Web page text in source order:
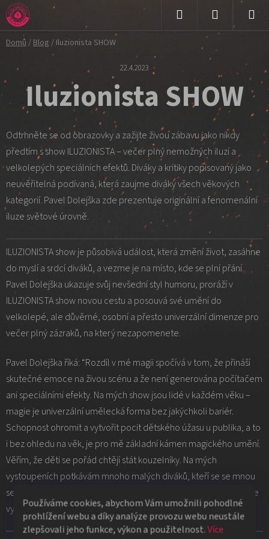
Používáme cookies, abychom Vám umožnili pohodlné
prohlížení webu a díky analýze provozu webu neustále
zlepšovali jeho funkce, výkon a použitelnost.Více
Přejít
na
obsah
NÁKUPNÍ
Domů/Blog / Iluzionista SHOW
Iluzionista SHOW
22.4.2023
Odtrhněte se od obrazovky a zažijte živou zábavu jako nikdy
předtím s show ILUZIONISTA – večer plný nemožných iluzí a
velkolepých speciálních efektů. Diváky a kritiky popisovaný jako
neuvěřitelná podívaná, která zaujme diváky všech věkových
kategorií. Pavel Dolejška zde prezentuje originální a fenomenální
iluze světové úrovně.
ILUZIONISTA show je působivá událost, která změní život, zasáhne
do myslí a srdcí diváků, a vezme je na místo, kde se plní přání.
Pavel Dolejška ukazuje svůj nevšední styl humoru, proráží v
ILUZIONISTA show novou cestu a posouvá své umění do
velkolepé, ale důvěrné, osobní a přesto univerzální dimenze pro
večer plný zázraků, na který nezapomenete.
Pavel Dolejška říká: “Rozdíl v mé magii spočívá v tom, že přináší
skutečné emoce na živou scénu a že není generována počítačem
ani speciálními efekty. Na mých show jsou lidé v každém věku –
magie je univerzální umělecká forma bez jakýchkoli bariér.
Schopnost ohromit a vytvořit pocit dětského úžasu u publika, a to
i bez ohledu na věk, je pro mě základní kámen magického umění.
Věřím, že děti se pořád chtějí stát kouzelníky. Na mých
vystoupeních potkávám mnoho malých diváků, kteří se se mnou
setkávají po představení a říkají mi, že jejich snem je jednoho dne
vystoupit na jevišti jako „Pavel Dolejška“.”